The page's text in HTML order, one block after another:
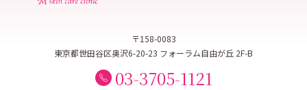
〒158-0083
東京都世田谷区奥沢6-20-23 フォーラム自由が丘 2F-B
03-3705-1121